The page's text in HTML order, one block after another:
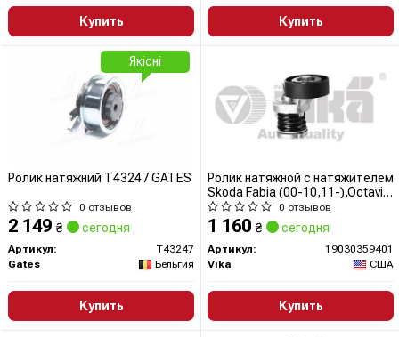
Купить Купить
Ролик натяжний T43247 GATES
0 отзывов
2 149 ₴ сегодня
Артикул:
T43247
Gates
Бельгия
Купить
Якісні
Ролик натяжной с натяжителем
Skoda Fabia (00-10,11-),Octavia
(04-13)/VW Jetta (06-),Passat
(08-),Polo (02-),Tiguan (08-)
(19030359401) VIKA
0 отзывов
1 160 ₴ сегодня
Артикул:
19030359401
Vika
США
Купить